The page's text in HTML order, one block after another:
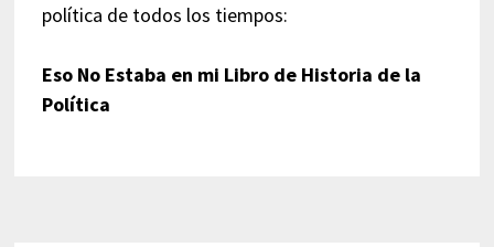
política de todos los tiempos:
Eso No Estaba en mi Libro de Historia de la
Política